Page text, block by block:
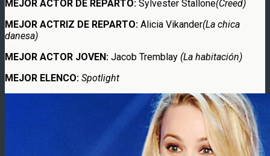
MEJOR ACTOR DE REPARTO: Sylvester Stallone(Creed)
MEJOR ACTRIZ DE REPARTO: Alicia Vikander(La chica
danesa)
MEJOR ACTOR JOVEN: Jacob Tremblay (La habitación)
MEJOR ELENCO: Spotlight